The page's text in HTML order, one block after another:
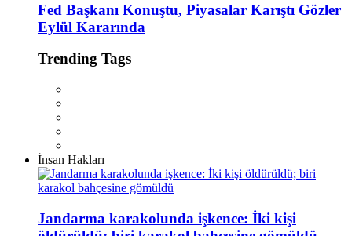
Fed Başkanı Konuştu, Piyasalar Karıştı Gözler
Eylül Kararında
Trending Tags
İnsan Hakları
Jandarma karakolunda işkence: İki kişi